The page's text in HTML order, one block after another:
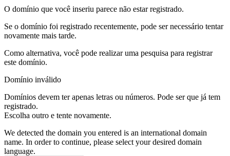
O domínio que você inseriu parece não estar registrado.
Se o domínio foi registrado recentemente, pode ser necessário tentar
novamente mais tarde.
Como alternativa, você pode realizar uma pesquisa para registrar
este domínio.
Domínio inválido
Domínios devem ter apenas letras ou números. Pode ser que já tem
registrado.
Escolha outro e tente novamente.
We detected the domain you entered is an international domain
name. In order to continue, please select your desired domain
language.